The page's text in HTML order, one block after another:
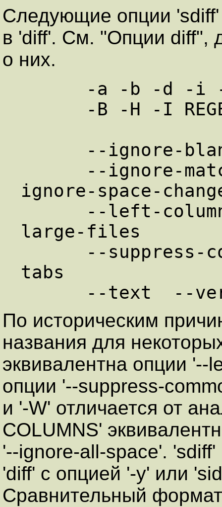
Следующие опции 'sdiff'
в 'diff'. См. "Опции diff",
о них.
ignore-space-
large-files
tabs
По историческим
названия для
эквивалентна опции '--
опции '--suppress-
и '-W' отличается от
COLUMNS'
'--ignore-all-space'. 'sdiff'
'diff' с опцией '-y' или
Cравнительный